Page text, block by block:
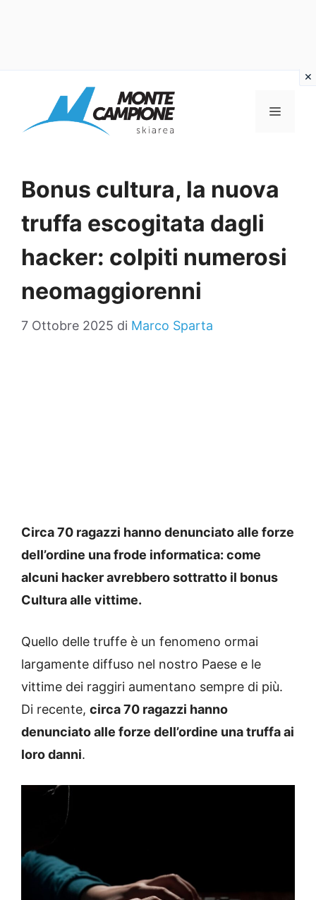
contenuto
MENU
Bonus cultura, la nuova
truffa escogitata dagli
hacker: colpiti numerosi
neomaggiorenni
7 Ottobre 2025 di Marco Sparta
Circa 70 ragazzi hanno denunciato alle forze
dell’ordine una frode informatica: come
alcuni hacker avrebbero sottratto il bonus
Cultura alle vittime.
Quello delle truffe è un fenomeno ormai
largamente diffuso nel nostro Paese e le
vittime dei raggiri aumentano sempre di più.
Di recente, circa 70 ragazzi hanno
denunciato alle forze dell’ordine una truffa ai
loro danni.